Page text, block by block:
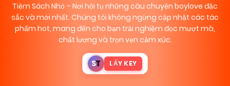
Tiệm Sách Nhỏ – Nơi hội tụ những câu chuyện boylove đặc
sắc và mới nhất. Chúng tôi không ngừng cập nhật các tác
phẩm hot, mang đến cho bạn trải nghiệm đọc mượt mà,
chất lượng và trọn vẹn cảm xúc.
ST LẤY KEY